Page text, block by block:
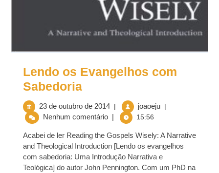
Lendo os Evangelhos com
Sabedoria
23 de outubro de 2014 | joaoeju |
Nenhum comentário | 15:56
Acabei de ler Reading the Gospels Wisely: A Narrative
and Theological Introduction [Lendo os evangelhos
com sabedoria: Uma Introdução Narrativa e
Teológica] do autor John Pennington. Com um PhD na